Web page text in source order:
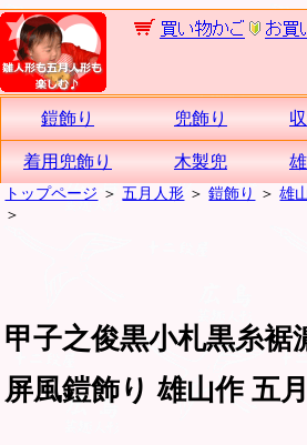
鎧飾り 兜飾り
着用兜飾り 木製兜
トップページ ＞五月人形 ＞鎧飾り ＞雄
＞
甲子之俊黒小札黒糸裾
屏風鎧飾り 雄山作 五